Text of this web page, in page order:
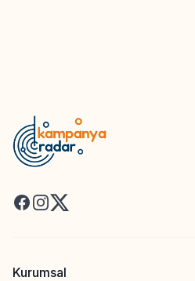
Facebook
Instagram
X
Kurumsal